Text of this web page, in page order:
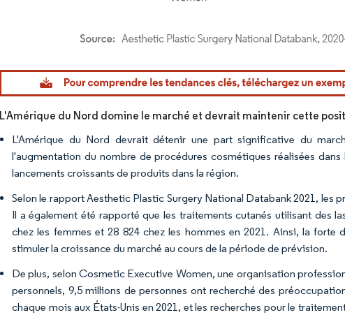
Image © Mordor Intelligence. La réutilisation nécessite une attribution sous CC BY 4.0.
L'Amérique du Nord domine le marché et devrait maintenir cette
L'Amérique du Nord devrait détenir une part significative du
l'augmentation du nombre de procédures cosmétiques réalisées
lancements croissants de produits dans la région.
Selon le rapport Aesthetic Plastic Surgery National Databank 2021, les
Il a également été rapporté que les traitements cutanés utilisant des
chez les femmes et 28 824 chez les hommes en 2021. Ainsi, la
stimuler la croissance du marché au cours de la période de prévision.
De plus, selon Cosmetic Executive Women, une organisation
personnels, 9,5 millions de personnes ont recherché des
chaque mois aux États-Unis en 2021, et les recherches pour le